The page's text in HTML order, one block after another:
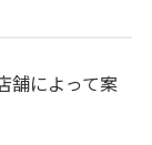
舗によって案